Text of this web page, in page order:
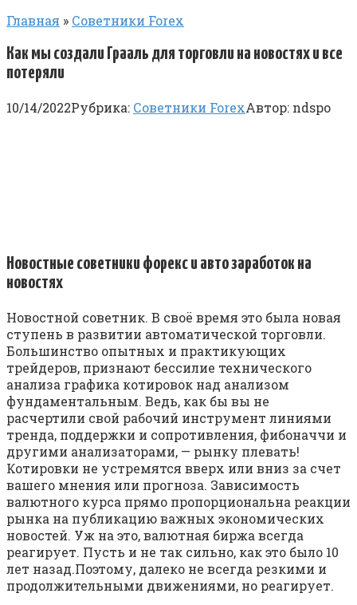
Главная » Советники Forex
Как мы создали Грааль для торговли на новостях и все
потеряли
10/14/2022Рубрика: Советники ForexАвтор: ndspo
Новостные советники форекс и авто заработок на
новостях
Новостной советник. В своё время это была новая
ступень в развитии автоматической торговли.
Большинство опытных и практикующих
трейдеров, признают бессилие технического
анализа графика котировок над анализом
фундаментальным. Ведь, как бы вы не
расчертили свой рабочий инструмент линиями
тренда, поддержки и сопротивления, фибоначчи и
другими анализаторами, — рынку плевать!
Котировки не устремятся вверх или вниз за счет
вашего мнения или прогноза. Зависимость
валютного курса прямо пропорциональна реакции
рынка на публикацию важных экономических
новостей. Уж на это, валютная биржа всегда
реагирует. Пусть и не так сильно, как это было 10
лет назад.Поэтому, далеко не всегда резкими и
продолжительными движениями, но реагирует.